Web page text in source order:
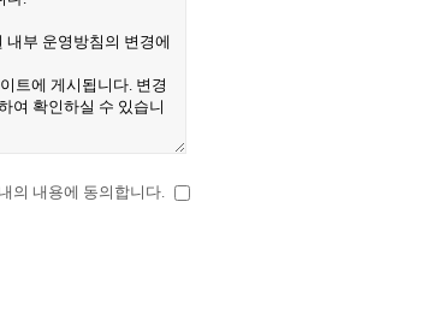
의 내용에 동의합니다.